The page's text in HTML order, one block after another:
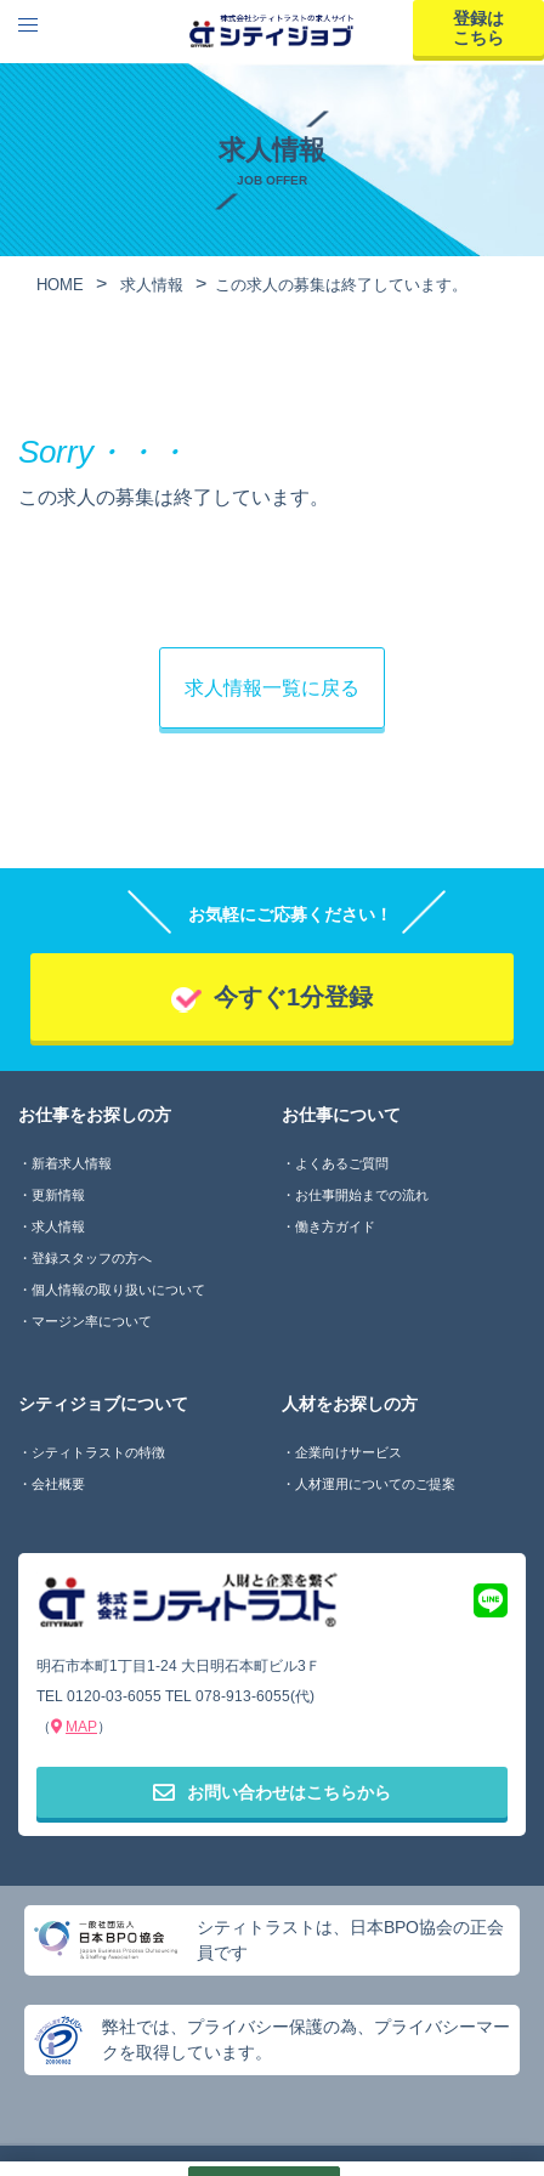
登録は
こちら
求人情報
JOB OFFER
HOME 求人情報 この求人の募集は終了しています。
この求人の募集は終了しています。
求人情報一覧に戻る
お気軽にご応募ください！
今すぐ1分登録
明石市本町1丁目1-24 大日明石本町ビル3Ｆ
TEL 0120-03-6055 TEL 078-913-6055(代)
（
MAP）
お問い合わせはこちらから
お仕事をお探しの方
新着求人情報
更新情報
求人情報
登録スタッフの方へ
個人情報の取り扱いについて
マージン率について
お仕事について
よくあるご質問
お仕事開始までの流れ
働き方ガイド
シティジョブについて
シティトラストの特徴
会社概要
人材をお探しの方
企業向けサービス
人材運用についてのご提案
シティトラストは、日本BPO協会の正会
員です
弊社では、プライバシー保護の為、プライバシーマー
クを取得しています。